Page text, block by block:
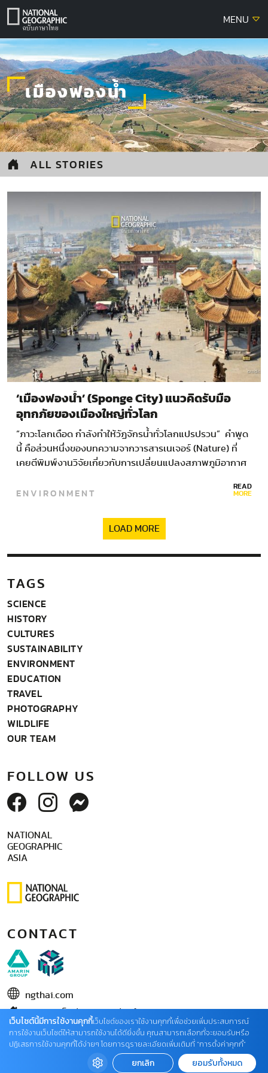
Skip
MENU
เมืองฟองน้ำ
ALL STORIES
‘เมืองฟองน้ำ’ (Sponge City) แนวคิดรับมือ
อุทกภัยของเมืองใหญ่ทั่วโลก
“ภาวะโลกเดือด กำลังทำให้วัฏจักรน้ำทั่วโลกแปรปรวน” คำพูด
นี้ คือส่วนหนึ่งของบทความจากวารสารเนเจอร์ (Nature) ที่
เคยตีพิมพ์งานวิจัยเกี่ยวกับการเปลี่ยนแปลงสภาพภูมิอากาศ
ENVIRONMENT READ
MORE
LOAD MORE
TAGS
SCIENCE
HISTORY
CULTURES
SUSTAINABILITY
ENVIRONMENT
EDUCATION
TRAVEL
PHOTOGRAPHY
WILDLIFE
OUR TEAM
FOLLOW US
NATIONAL
GEOGRAPHIC
ASIA
CONTACT
ngthai.com
ในเครือ บริษัท อมรินทร์ คอร์เปอเรชั่นส์ จำกัด (มหาชน)
02 422 9999 ต่อ 4220
ติดต่อแจ้งปัญหาหรือร้องเรียน
เว็บไซต์นี้มีการใช้งานคุกกี้เว็บไซต์ของเราใช้งานคุกกี้เพื่อช่วยเพิ่มประสบการณ์
การใช้งานเว็บไซต์ให้สามารถใช้งานได้ดียิ่งขึ้น คุณสามารถเลือกที่จะยอมรับหรือ
ปฏิเสธการใช้งานคุกกี้ได้ง่ายๆ โดยการดูรายละเอียดเพิ่มเติมที่ “การตั้งค่าคุกกี้”
ยกเลิก ยอมรับทั้งหมด